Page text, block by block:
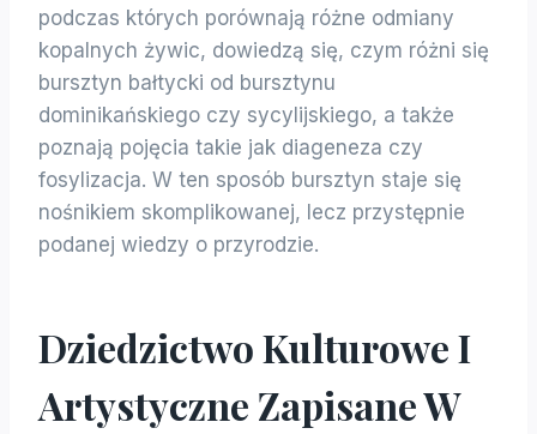
podczas których porównają różne odmiany
kopalnych żywic, dowiedzą się, czym różni się
bursztyn bałtycki od bursztynu
dominikańskiego czy sycylijskiego, a także
poznają pojęcia takie jak diageneza czy
fosylizacja. W ten sposób bursztyn staje się
nośnikiem skomplikowanej, lecz przystępnie
podanej wiedzy o przyrodzie.
Dziedzictwo Kulturowe I
Artystyczne Zapisane W